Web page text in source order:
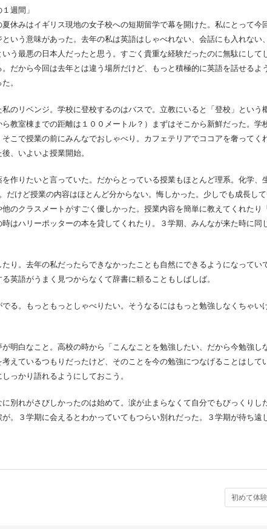
週間」
休みはイギリス現地の女子校への短期留学で幕を開けた。私にとって今
いう意味があった。去年の私は英語はしゃべれない、会話にも入れない
いう最悪の日本人だったと思う。すごく貴重な経験だったのに無駄にして
だから今回は去年とは違う場所だけど、もっと積極的に英語を話せるよ
。
のリベンジ。学校に登校するのはバスで。立教にいると「登校」という
ら教室棟までの距離は１００メートル？）まずはそこから新鮮だった。学
そこで授業の前にみんなでおしゃべり。カフェテリアでココアを奢ってく
、いよいよ授業開始。
作りたいと言っていた。だからとっている授業もほとんど理系。化学、
だけど授業の内容はほとんど分からない。悔しかった。少しでも成長し
のクラスメートがすごく優しかった。授業内容を簡単に教えてくれたり
はハリーポッターの本を貸してくれたり。３学期、みんなが来た時に同
り。去年の私だったらできなかったことも自然にできるようになってい
英語がうまく見つからなくて辞書に頼ることもしばしば。
る。もっともっとしゃべりたい。そうなるにはもっと勉強しなくちゃい
明白なこと。高校の時から「こんなことを勉強したい、だから今勉強し
えているつもりだったけど、そのことを今の勉強につなげることはして
っかり語れるようにしておこう。
別れがさびしかったのは始めて。涙が止まらなくて自分でもびっくりし
。３学期に会えるとわかっていてもつらい別れだった。３学期が待ち遠